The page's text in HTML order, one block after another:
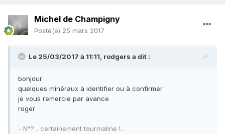
Michel de Champigny
Posté(e) 25 mars 2017
Le 25/03/2017 à 11:11, rodgers a dit :
bonjour
quelques minéraux à identifier ou à confirmer
je vous remercie par avance
roger
- N°? , certainement tourmaline !..